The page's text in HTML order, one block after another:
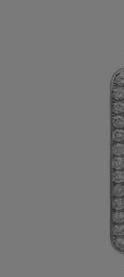
Master of
Alle
Franck Muller
onze eigen
wereldprimeur
plannen, via de
de productie -
wordt gevolgd